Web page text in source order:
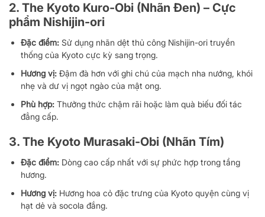
2. The Kyoto Kuro-Obi (Nhãn Đen) – Cực
phẩm Nishijin-ori
Đặc điểm: Sử dụng nhãn dệt thủ công Nishijin-ori truyền
thống của Kyoto cực kỳ sang trọng.
Hương vị: Đậm đà hơn với ghi chú của mạch nha nướng, khói
nhẹ và dư vị ngọt ngào của mật ong.
Phù hợp: Thưởng thức chậm rãi hoặc làm quà biếu đối tác
đẳng cấp.
3. The Kyoto Murasaki-Obi (Nhãn Tím)
Đặc điểm: Dòng cao cấp nhất với sự phức hợp trong tầng
hương.
Hương vị: Hương hoa cỏ đặc trưng của Kyoto quyện cùng vị
hạt dẻ và socola đắng.